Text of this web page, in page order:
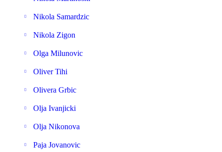
Nikola Samardzic
Nikola Zigon
Olga Milunovic
Oliver Tihi
Olivera Grbic
Olja Ivanjicki
Olja Nikonova
Paja Jovanovic